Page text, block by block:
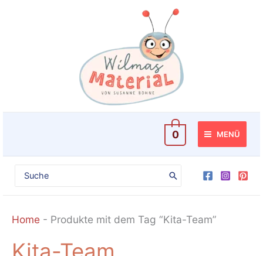
0 MENÜ
Search
for:
Home - Produkte mit dem Tag “Kita-Team”